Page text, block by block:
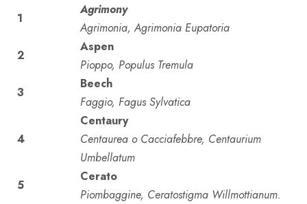
1
Agrimony
Agrimonia, Agrimonia Eupatoria
2
Aspen
Pioppo, Populus Tremula
3
Beech
Faggio, Fagus Sylvatica
4
Centaury
Centaurea o Cacciafebbre, Centaurium
Umbellatum
5
Cerato
Piombaggine, Ceratostigma Willmottianum.